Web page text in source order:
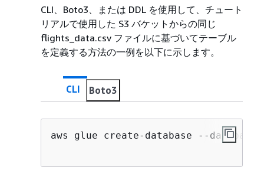
CLI、Boto3、または DDL を使用して、チュート
リアルで使用した S3 バケットからの同じ
flights_data.csv ファイルに基づいてテーブル
を定義する方法の一例を以下に示します。
CLI Boto3
aws glue create- database -- database